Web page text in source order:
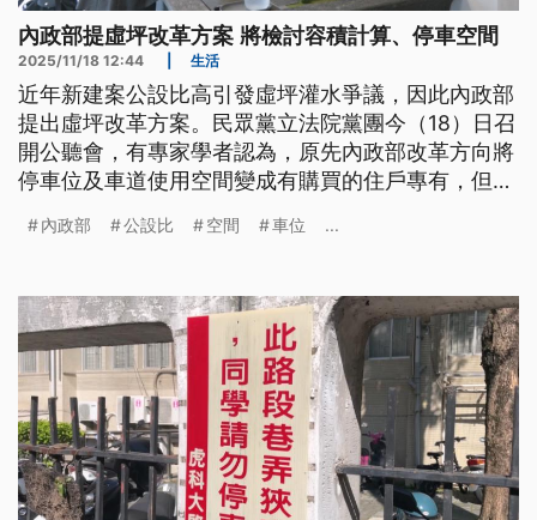
內政部提虛坪改革方案 將檢討容積計算、停車空間
2025/11/18 12:44 生活
近年新建案公設比高引發虛坪灌水爭議，因此內政部
提出虛坪改革方案。民眾黨立法院黨團今（18）日召
開公聽會，有專家學者認為，原先內政部改革方向將
停車位及車道使用空間變成有購買的住戶專有，但若
套措施；至於建築技術規則的修正案，內政部國土署
告。
內政部 公設比 空間 車位 ...